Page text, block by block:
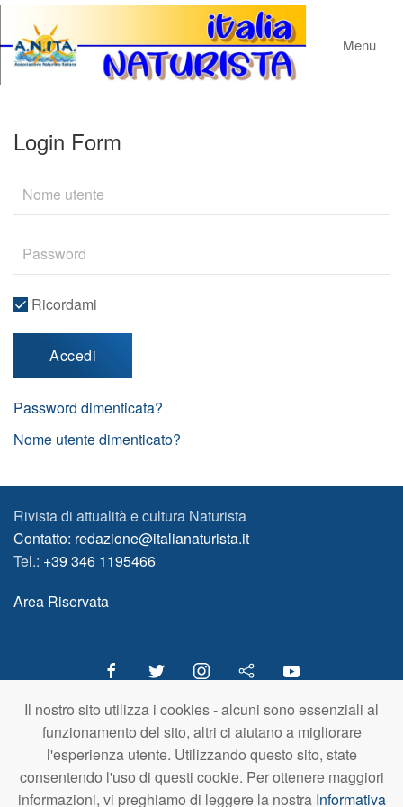
Il nostro sito utilizza i cookies - alcuni sono essenziali al
funzionamento del sito, altri ci aiutano a migliorare
l'esperienza utente. Utilizzando questo sito, state
consentendo l'uso di questi cookie. Per ottenere maggiori
informazioni, vi preghiamo di leggere la nostra Informativa
Menu
Login Form
Ricordami
Accedi
Password dimenticata?
Nome utente dimenticato?
Rivista di attualità e cultura Naturista
Contatto: redazione@italianaturista.it
Tel.: +39 346 1195466
Area Riservata
italiaNATURISTA
Editore e Redazione
A.N.ITA. Associazione Naturista Italiana (APS)
C.F. 80203710159